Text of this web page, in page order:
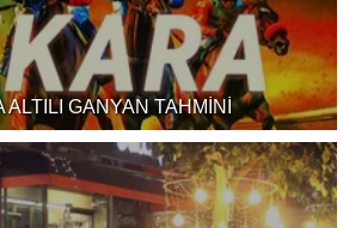
GANYAN TAHMİNİ